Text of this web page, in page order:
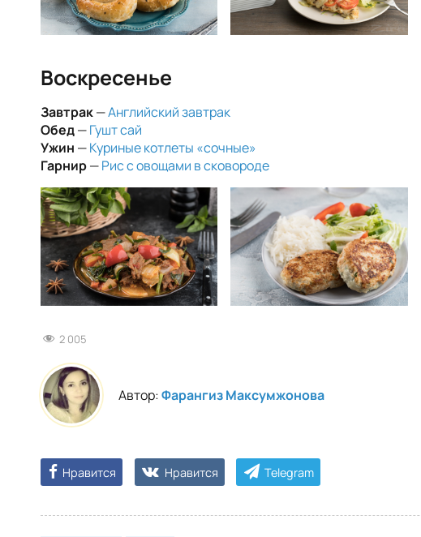
Воскресенье
Завтрак—Английский завтрак
Обед—Гушт сай
Ужин —Куриные котлеты «сочные»
Гарнир—Рис с овощами в сковороде
2 005
Автор:Фарангиз Максумжонова
Нравится Нравится Telegram